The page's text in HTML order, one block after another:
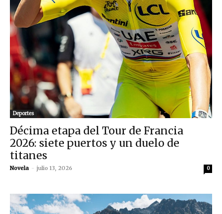
Deportes
Décima etapa del Tour de Francia
2026: siete puertos y un duelo de
titanes
Novela - julio 13, 2026 0